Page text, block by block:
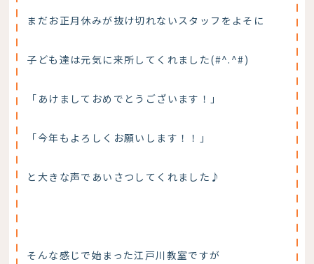
まだお正月休みが抜け切れないスタッフをよそに
子ども達は元気に来所してくれました(#^.^#)
「あけましておめでとうございます！」
「今年もよろしくお願いします！！」
と大きな声であいさつしてくれました♪
そんな感じで始まった江戸川教室ですが